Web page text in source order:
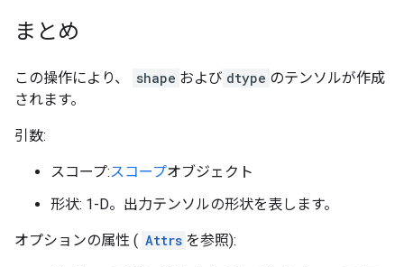
まとめ
この操作により、 shape および dtype のテンソルが作成
されます。
引数:
スコープ:スコープオブジェクト
形状: 1-D。出力テンソルの形状を表します。
オプションの属性 ( Attrs を参照):